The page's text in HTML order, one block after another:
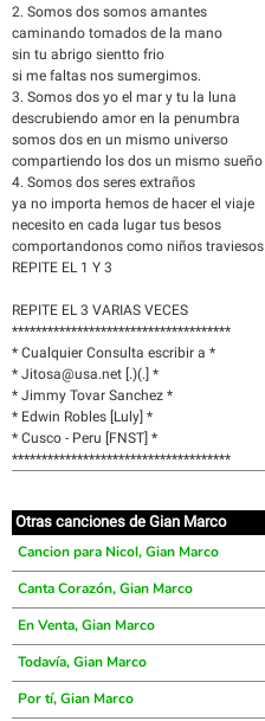
2. Somos dos somos amantes
caminando tomados de la mano
sin tu abrigo sientto frio
si me faltas nos sumergimos.
3. Somos dos yo el mar y tu la luna
descrubiendo amor en la penumbra
somos dos en un mismo universo
compartiendo los dos un mismo sueño
4. Somos dos seres extraños
ya no importa hemos de hacer el viaje
necesito en cada lugar tus besos
comportandonos como niños traviesos
REPITE EL 1 Y 3
REPITE EL 3 VARIAS VECES
*************************************
* Cualquier Consulta escribir a *
* Jitosa@usa.net [.)(.] *
* Jimmy Tovar Sanchez *
* Edwin Robles [Luly] *
* Cusco - Peru [FNST] *
*************************************
Otras canciones de Gian Marco
Cancion para Nicol, Gian Marco
Canta Corazón, Gian Marco
En Venta, Gian Marco
Todavía, Gian Marco
Por tí, Gian Marco